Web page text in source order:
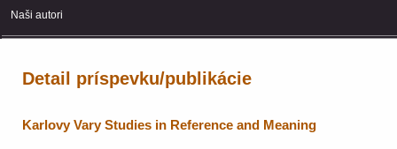
Naši autori
Detail príspevku/publikácie
Karlovy Vary Studies in Reference and Meaning